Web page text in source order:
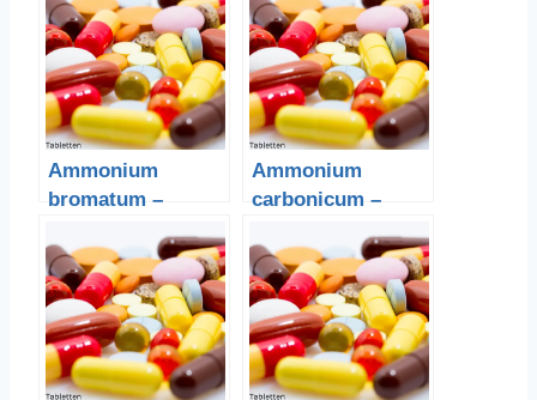
Ammonium
bromatum –
Ammonium
carbonicum –